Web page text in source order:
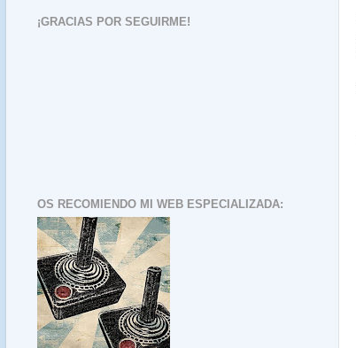
¡GRACIAS POR SEGUIRME!
OS RECOMIENDO MI WEB ESPECIALIZADA: